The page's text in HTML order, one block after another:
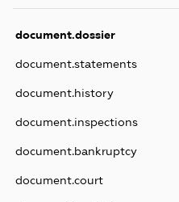
document.dossier
document.statements
document.history
document.inspections
document.bankruptcy
document.court